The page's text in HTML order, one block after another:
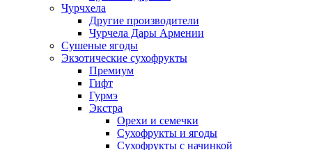
Чурчхела
Другие производители
Чурчела Дары Армении
Сушеные ягоды
Экзотические сухофрукты
Премиум
Гифт
Гурмэ
Экстра
Орехи и семечки
Сухофрукты и ягоды
Сухофрукты с начинкой